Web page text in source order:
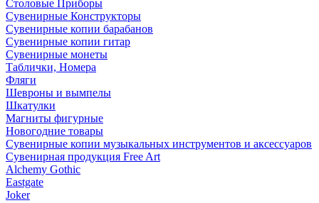
Столовые Приборы
Сувенирные Конструкторы
Сувенирные копии барабанов
Сувенирные копии гитар
Сувенирные монеты
Таблички, Номера
Фляги
Шевроны и вымпелы
Шкатулки
Магниты фигурные
Новогодние товары
Сувенирные копии музыкальных инструментов и аксессуаров
Сувенирная продукция Free Art
Alchemy Gothic
Eastgate
Joker